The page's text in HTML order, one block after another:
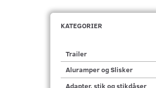
KATEGORIER
Trailer
Aluramper og Slisker
Adapter, stik og stikdåser